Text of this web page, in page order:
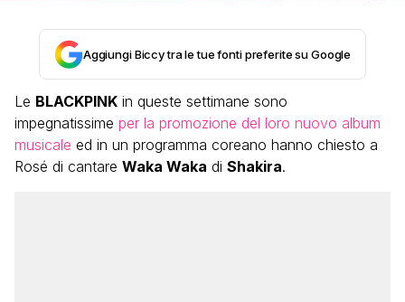
Aggiungi Biccy tra le tue fonti preferite su Google
Le BLACKPINK in queste settimane sono
impegnatissime per la promozione del loro nuovo album
musicale ed in un programma coreano hanno chiesto a
Rosé di cantare Waka Waka di Shakira.